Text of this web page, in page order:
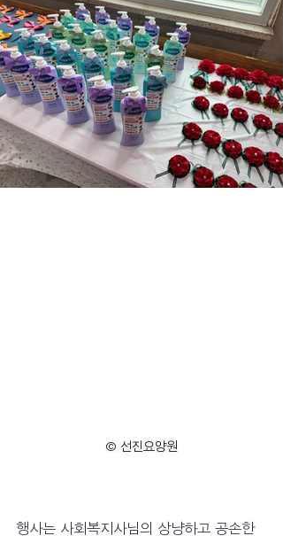
© 선진요양원
행사는 사회복지사님의 상냥하고 공손한